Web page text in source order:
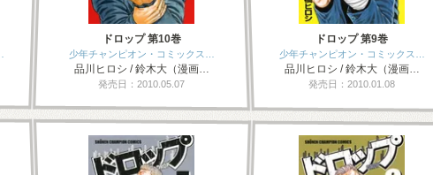
ドロップ 第10巻
少年チャンピオン・コミックス…
品川ヒロシ / 鈴木大（漫画…
発売日：2010.05.07
ドロップ 第9巻
少年チャンピオン・コミックス…
品川ヒロシ / 鈴木大（漫画…
発売日：2010.01.08